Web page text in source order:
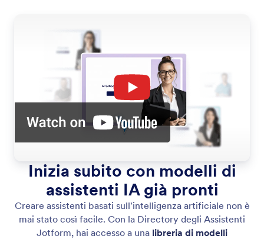
Inizia subito con modelli di
assistenti IA già pronti
Creare assistenti basati sull'intelligenza artificiale non è
mai stato così facile. Con la Directory degli Assistenti
Jotform, hai accesso a una libreria di modelli